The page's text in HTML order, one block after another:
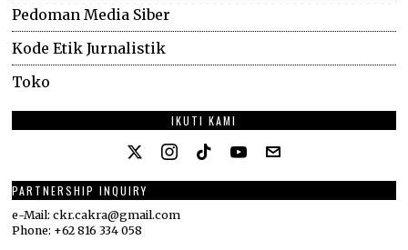
Pedoman Media Siber
Kode Etik Jurnalistik
Toko
IKUTI KAMI
PARTNERSHIP INQUIRY
e-Mail: ckr.cakra@gmail.com
Phone: +62 816 334 058